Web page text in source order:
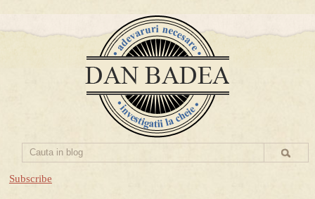
Subscribe